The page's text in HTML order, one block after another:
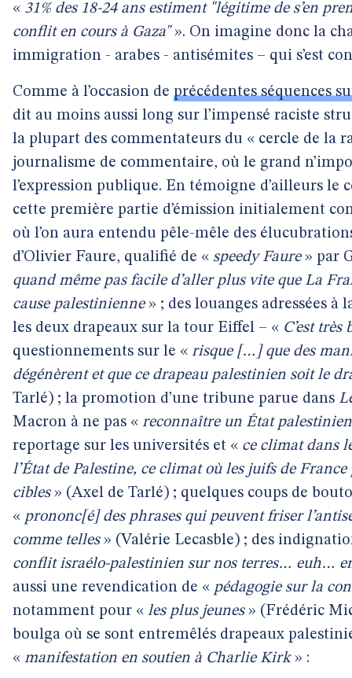
« 31% des 18-24 ans estiment "légitime de s’en
conflit en cours à Gaza"». On imagine donc la
immigration - arabes - antisémites – qui s’est
Comme à l’occasion de précédentes séquences
dit au moins aussi long sur l’impensé raciste
la plupart des commentateurs du « cercle de la
journalisme de commentaire, où le grand
l’expression publique. En témoigne d’ailleurs le
cette première partie d’émission initialement
où l’on aura entendu pêle-mêle des
d’Olivier Faure, qualifié de « speedy Faure» par
quand même pas facile d’aller plus vite que La
cause palestinienne» ; des louanges adressées
les deux drapeaux sur la tour Eiffel – « C’est très
questionnements sur le « risque […] que des
dégénèrent et que ce drapeau palestinien soit le
Tarlé) ; la promotion d’une tribune parue dans
Macron à ne pas « reconnaître un État
reportage sur les universités et « ce climat dans
l’État de Palestine, ce climat où les juifs de
cibles» (Axel de Tarlé) ; quelques coups de
« prononc[é] des phrases qui peuvent friser
comme telles» (Valérie Lecasble) ; des
conflit israélo-palestinien sur nos terres… euh…
aussi une revendication de « pédagogie sur la
notamment pour « les plus jeunes» (Frédéric
boulga où se sont entremêlés drapeaux
« manifestation en soutien à Charlie Kirk» :